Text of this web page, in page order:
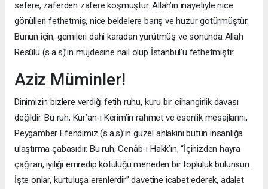
sefere, zaferden zafere koşmuştur. Allah’ın inayetiyle nice
gönülleri fethetmiş, nice beldelere barış ve huzur götürmüştür.
Bunun için, gemileri dahi karadan yürütmüş ve sonunda Allah
Resûlü (s.a.s)’in müjdesine nail olup İstanbul’u fethetmiştir.
Aziz Müminler!
Dinimizin bizlere verdiği fetih ruhu, kuru bir cihangirlik davası
değildir. Bu ruh; Kur’an-ı Kerim’in rahmet ve esenlik mesajlarını,
Peygamber Efendimiz (s.a.s)’in güzel ahlakını bütün insanlığa
ulaştırma çabasıdır. Bu ruh; Cenâb-ı Hakk’ın, “İçinizden hayra
çağıran, iyiliği emredip kötülüğü meneden bir topluluk bulunsun.
İşte onlar, kurtuluşa erenlerdir” davetine icabet ederek, adalet